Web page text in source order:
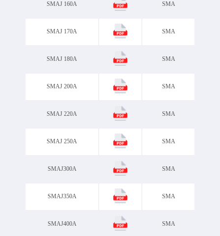
SMAJ 160A SMA
SMAJ 170A SMA
SMAJ 180A SMA
SMAJ 200A SMA
SMAJ 220A SMA
SMAJ 250A SMA
SMAJ300A SMA
SMAJ350A SMA
SMAJ400A SMA